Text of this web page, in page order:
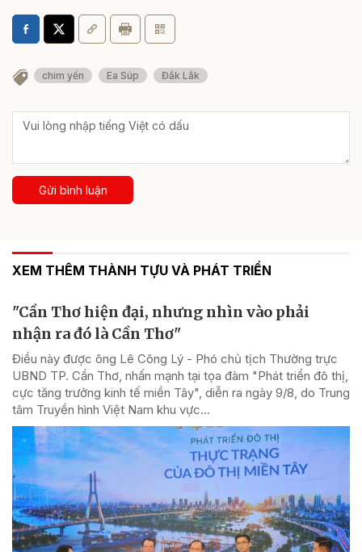
chim yến Ea Súp Đắk Lắk
Gửi bình luận
XEM THÊM THÀNH TỰU VÀ PHÁT TRIỂN
"Cần Thơ hiện đại, nhưng nhìn vào phải
nhận ra đó là Cần Thơ"
Điều này được ông Lê Công Lý - Phó chủ tịch Thường trực
UBND TP. Cần Thơ, nhấn mạnh tại tọa đàm "Phát triển đô thị,
cực tăng trưởng kinh tế miền Tây", diễn ra ngày 9/8, do Trung
tâm Truyền hình Việt Nam khu vực...